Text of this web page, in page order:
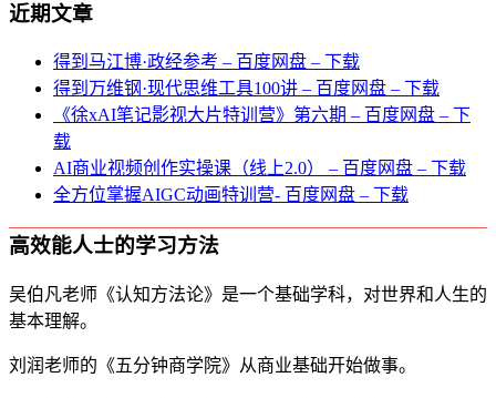
近期文章
得到马江博·政经参考 – 百度网盘 – 下载
得到万维钢·现代思维⼯具100讲 – 百度网盘 – 下载
《徐xAI笔记影视大片特训营》第六期 – 百度网盘 – 下
载
AI商业视频创作实操课（线上2.0） – 百度网盘 – 下载
全方位掌握AIGC动画特训营- 百度网盘 – 下载
高效能人士的学习方法
吴伯凡老师《认知方法论》是一个基础学科，对世界和人生的
基本理解。
刘润老师的《五分钟商学院》从商业基础开始做事。